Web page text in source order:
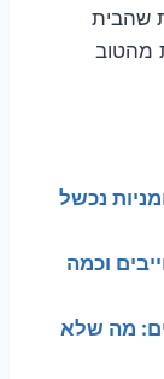
שהבית
מהטוב
נכשל
וכמה
מה שלא